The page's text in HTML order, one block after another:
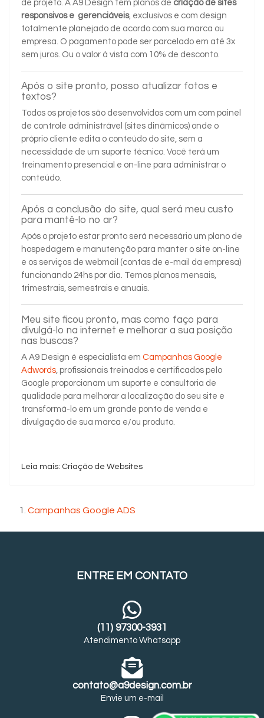
de projeto. A A9 Design tem planos de criação de sites
responsivos e gerenciáveis, exclusivos e com design
totalmente planejado de acordo com sua marca ou
empresa. O pagamento pode ser parcelado em até 3x
sem juros. Ou o valor à vista com 10% de desconto.
Após o site pronto, posso atualizar fotos e
textos?
Todos os projetos são desenvolvidos com um com painel
de controle administrável (sites dinâmicos) onde o
próprio cliente edita o conteúdo do site, sem a
necessidade de um suporte técnico. Você terá um
treinamento presencial e on-line para administrar o
conteúdo.
Após a conclusão do site, qual será meu custo
para mantê-lo no ar?
Após o projeto estar pronto será necessário um plano de
hospedagem e manutenção para manter o site on-line
e os serviços de webmail (contas de e-mail da empresa)
funcionando 24hs por dia. Temos planos mensais,
trimestrais, semestrais e anuais.
Meu site ficou pronto, mas como faço para
divulgá-lo na internet e melhorar a sua posição
nas buscas?
A A9 Design é especialista em Campanhas Google
Adwords, profissionais treinados e certificados pelo
Google proporcionam um suporte e consultoria de
qualidade para melhorar a localização do seu site e
transformá-lo em um grande ponto de venda e
divulgação de sua marca e/ou produto.
Leia mais: Criação de Websites
Campanhas Google ADS
ENTRE EM CONTATO
(11) 97300-3931
Atendimento Whatsapp
contato@a9design.com.br
Envie um e-mail